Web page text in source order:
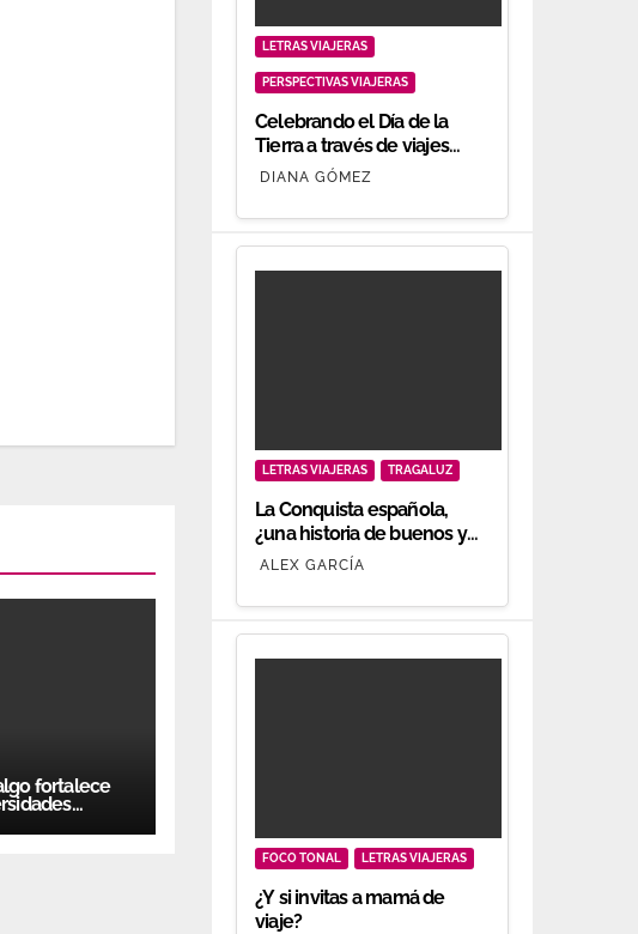
fortalece
LETRAS VIAJERAS
PERSPECTIVAS VIAJERAS
Celebrando el Día de la
Tierra a través de viajes
responsables
DIANA GÓMEZ
LETRAS VIAJERAS TRAGALUZ
La Conquista española,
¿una historia de buenos y
malos?
ALEX GARCÍA
FOCO TONAL LETRAS VIAJERAS
¿Y si invitas a mamá de
viaje?